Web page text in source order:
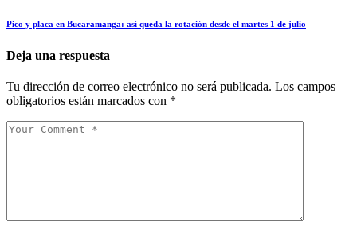
Pico y placa en Bucaramanga: así queda la rotación desde el martes 1 de julio
Deja una respuesta
Tu dirección de correo electrónico no será publicada. Los campos
obligatorios están marcados con *